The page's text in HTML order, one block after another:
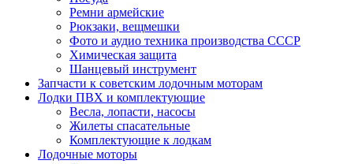
Ремни армейские
Рюкзаки, вещмешки
Фото и аудио техника производства СССР
Химическая защита
Шанцевый инструмент
Запчасти к советским лодочным моторам
Лодки ПВХ и комплектующие
Весла, лопасти, насосы
Жилеты спасательные
Комплектующие к лодкам
Лодочные моторы